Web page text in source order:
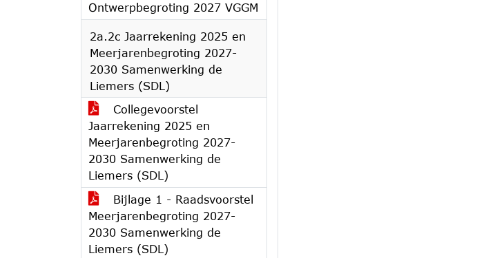
Ontwerpbegroting 2027 VGGM
2a.2c Jaarrekening 2025 en
Meerjarenbegroting 2027-
2030 Samenwerking de
Liemers (SDL)
Collegevoorstel
Jaarrekening 2025 en
Meerjarenbegroting 2027-
2030 Samenwerking de
Liemers (SDL)
Bijlage 1 - Raadsvoorstel
Meerjarenbegroting 2027-
2030 Samenwerking de
Liemers (SDL)